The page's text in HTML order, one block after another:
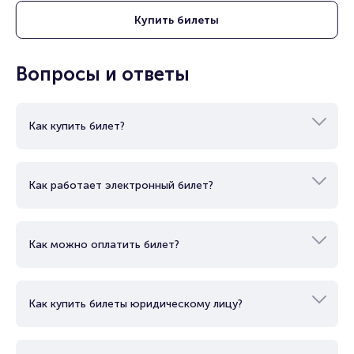
Подробнее о том, как вернуть, сдать или продать билет
читайте в разделах:
Продать билет
Брокерам
Купить билеты
Вопросы и ответы
Как купить билет?
Как работает электронный билет?
Как можно оплатить билет?
Как купить билеты юридическому лицу?